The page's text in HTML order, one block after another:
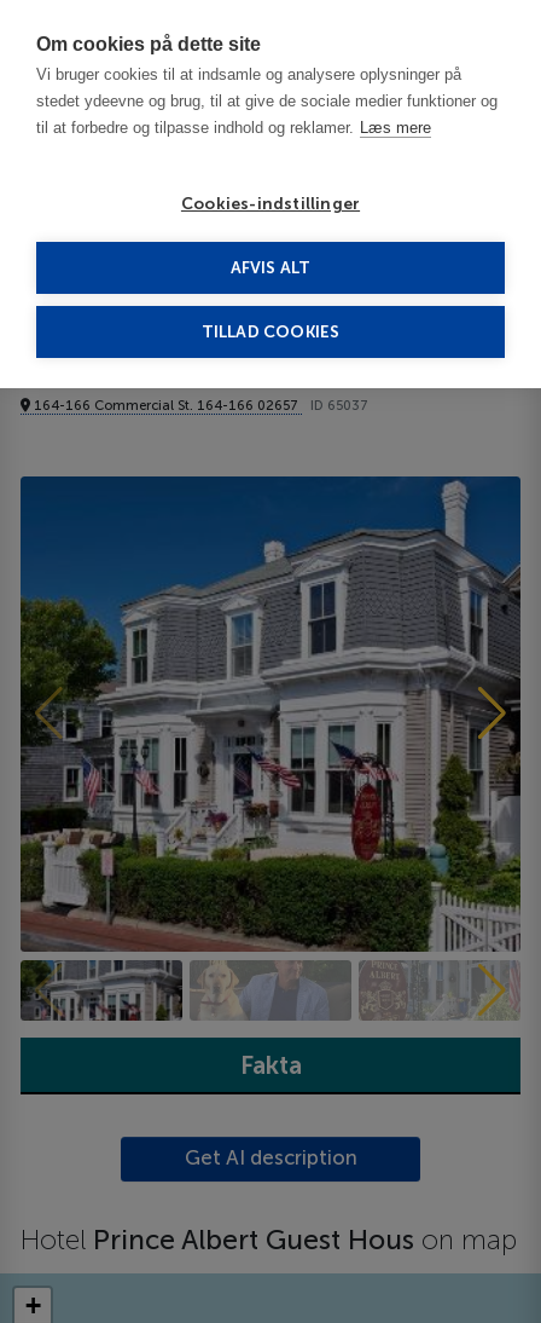
Om cookies på dette site
Vi bruger cookies til at indsamle og analysere oplysninger på
stedet ydeevne og brug, til at give de sociale medier funktioner og
til at forbedre og tilpasse indhold og reklamer. Læs mere
Cookies-indstillinger
AFVIS ALT
TILLAD COOKIES
Cape Cod - MA
Prince Albert Guest Hous 3***
164-166 Commercial St. 164-166 02657 ID 65037
Fakta
Get AI description
Hotel Prince Albert Guest Hous on map
+